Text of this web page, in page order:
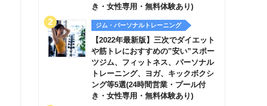
き・女性専用・無料体験あり)
ジム・パーソナルトレーニング
【2022年最新版】三次でダイエット
や筋トレにおすすめの”安い”スポー
ツジム、フィットネス、パーソナル
トレーニング、ヨガ、キックボクシ
ング等5選(24時間営業・プール付
き・女性専用・無料体験あり)